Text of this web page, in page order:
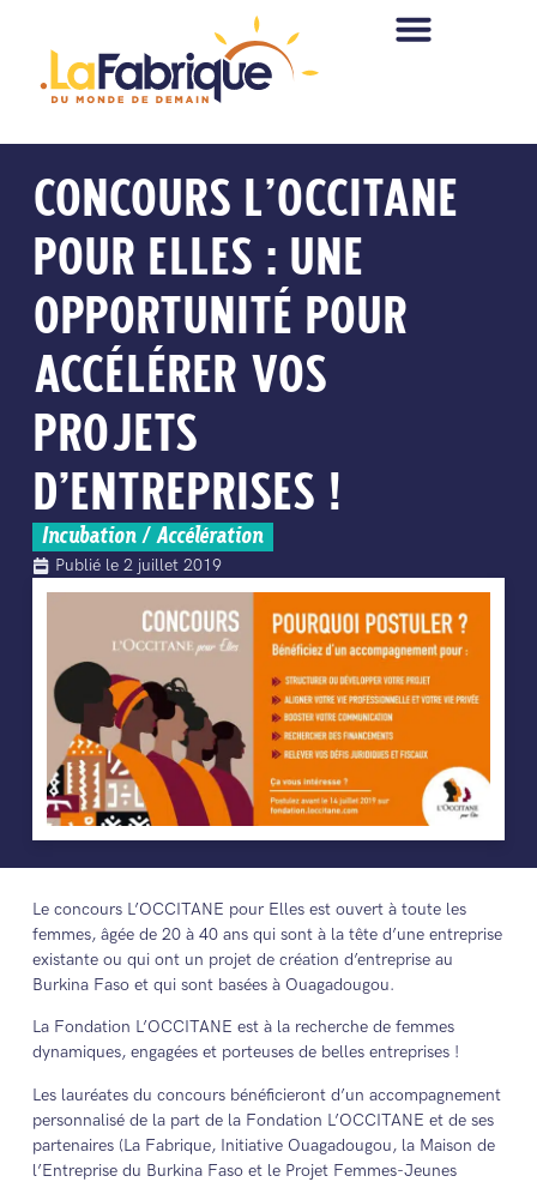
CONCOURS L’OCCITANE
POUR ELLES : UNE
OPPORTUNITÉ POUR
ACCÉLÉRER VOS
PROJETS
D’ENTREPRISES !
Incubation / Accélération
Publié le 2 juillet 2019
Le concours L’OCCITANE pour Elles est ouvert à toute les
femmes, âgée de 20 à 40 ans qui sont à la tête d’une entreprise
existante ou qui ont un projet de création d’entreprise au
Burkina Faso et qui sont basées à Ouagadougou.
La Fondation L’OCCITANE est à la recherche de femmes
dynamiques, engagées et porteuses de belles entreprises !
Les lauréates du concours bénéficieront d’un accompagnement
personnalisé de la part de la Fondation L’OCCITANE et de ses
partenaires (La Fabrique, Initiative Ouagadougou, la Maison de
l’Entreprise du Burkina Faso et le Projet Femmes-Jeunes